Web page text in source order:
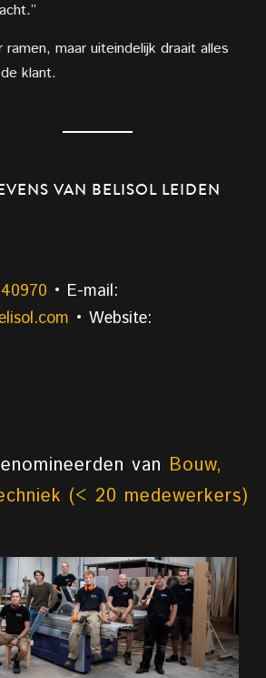
ramen, maar uiteindelijk draait alles
klant.
VAN BELISOL LEIDEN
• E-mail:
• Website:
van Bouw,
(< 20 medewerkers)